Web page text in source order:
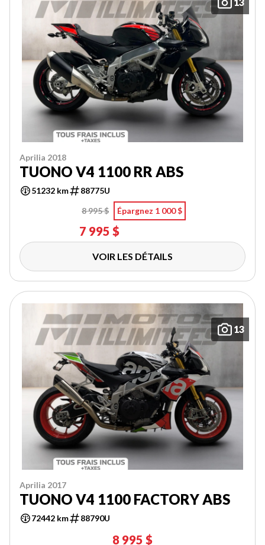
Aprilia 2018
TUONO V4 1100 RR ABS
51232 km
88775U
8 995 $
Épargnez 1 000 $
7 995 $
VOIR LES DÉTAILS
13
Aprilia 2017
TUONO V4 1100 FACTORY ABS
72442 km 88790U
8 995 $